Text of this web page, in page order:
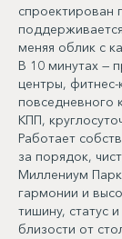
спроектирован
меняя облик с
В 10 минутах —
центры,
повседневного
КПП,
Работает
за порядок,
Миллениум
гармонии и
тишину, статус
близости от